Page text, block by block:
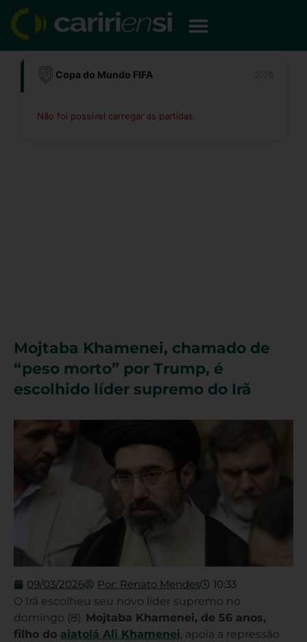
para
conteúdo
Copa do Mundo FIFA
Não foi possível carregar as partidas.
Mojtaba Khamenei, chamado de
“peso morto” por Trump, é
escolhido líder supremo do Irã
09/03/2026 Por: Renato Mendes 10:33
O Irã escolheu seu novo líder supremo no
domingo (8). Mojtaba Khamenei, de 56 anos,
filho do aiatolá Ali Khamenei, apoia a repressão